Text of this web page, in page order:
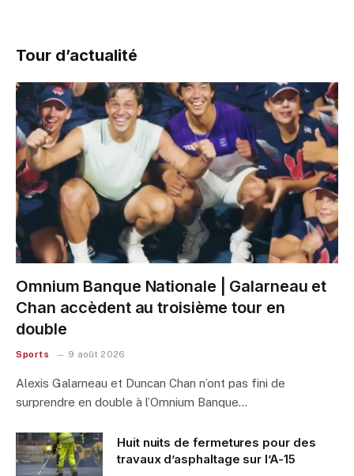
Tour d’actualité
Omnium Banque Nationale | Galarneau et
Chan accèdent au troisième tour en
double
Sports 9 août 2026
Alexis Galarneau et Duncan Chan n’ont pas fini de
surprendre en double à l’Omnium Banque…
Huit nuits de fermetures pour des
travaux d’asphaltage sur l’A-15